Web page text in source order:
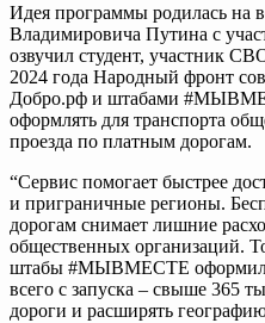
Идея программы родилась на
Владимировича Путина с
озвучил студент, участник
2024 года Народный фронт
Добро.рф и штабами
оформлять для транспорта
проезда по платным дорогам.
“Сервис помогает быстрее
и приграничные регионы.
дорогам снимает лишние
общественных организаций.
штабы #МЫВМЕСТЕ оформили
всего с запуска – свыше 365
дороги и расширять